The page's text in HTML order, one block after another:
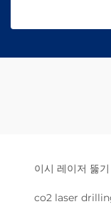
이시 레이저 뚫기
co2 laser